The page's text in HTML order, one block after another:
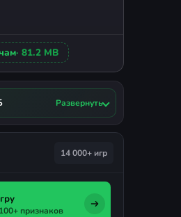
· 81.2 MB
Развернуть
14 000+ игр
признаков